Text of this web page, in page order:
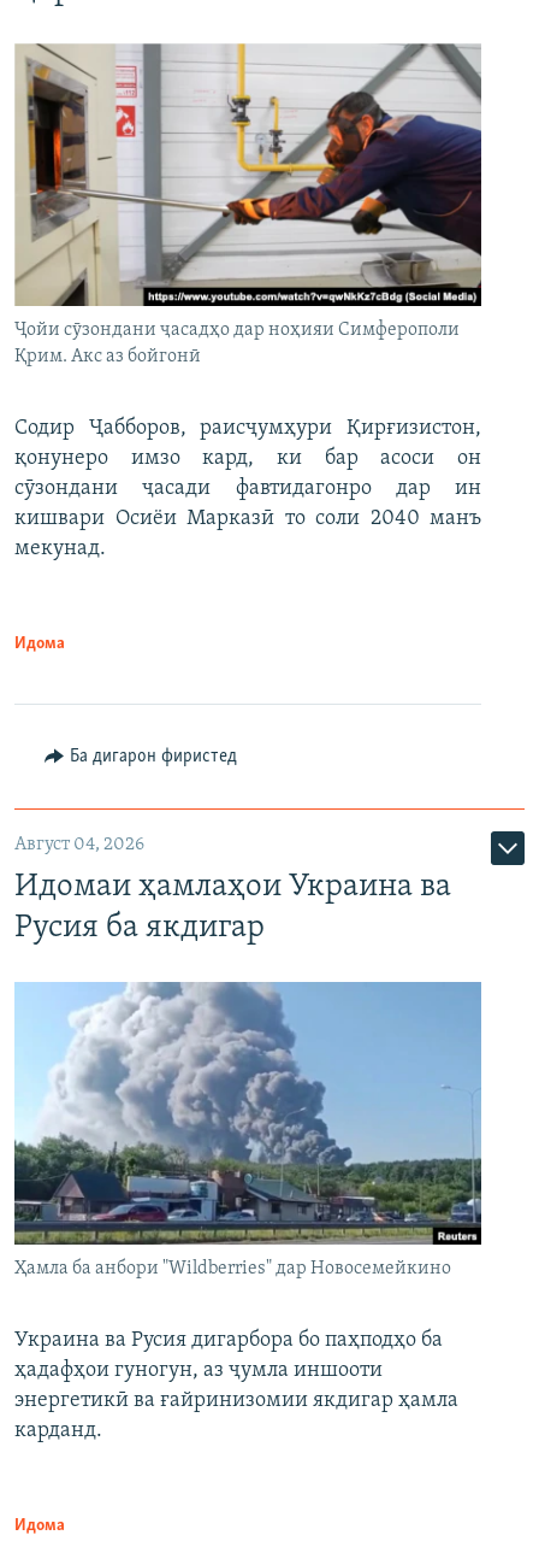
Ҷойи сӯзондани ҷасадҳо дар ноҳияи Симферополи
Қрим. Акс аз бойгонӣ
Содир Ҷабборов, раисҷумҳури Қирғизистон,
қонунеро имзо кард, ки бар асоси он
сӯзондани ҷасади фавтидагонро дар ин
кишвари Осиёи Марказӣ то соли 2040 манъ
мекунад.
Идома
Ба дигарон фиристед
Август 04, 2026
Идомаи ҳамлаҳои Украина ва
Русия ба якдигар
Ҳамла ба анбори "Wildberries" дар Новосемейкино
Украина ва Русия дигарбора бо паҳподҳо ба
ҳадафҳои гуногун, аз ҷумла иншооти
энергетикӣ ва ғайринизомии якдигар ҳамла
карданд.
Идома